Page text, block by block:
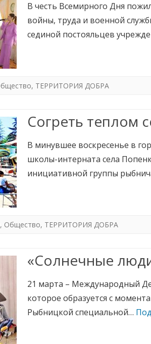
В честь Всемирного Дня
войны, труда и военной
сединой постояльцев
, ТЕРРИТОРИЯ ДОБРА
Согреть теплом
В минувшее воскресенье в
школы-интерната села
инициативной группы
, Общество, ТЕРРИТОРИЯ ДОБРА
«Солнечные
21 марта – Международный
которое образуется с
Рыбницкой специальной…